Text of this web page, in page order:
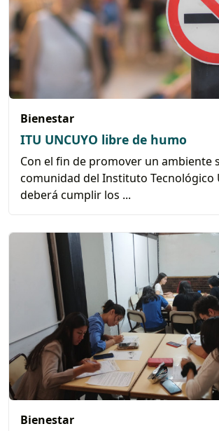
Bienestar
ITU UNCUYO libre de humo
Con el fin de promover un ambiente
comunidad del Instituto Tecnológico
deberá cumplir los ...
Bienestar